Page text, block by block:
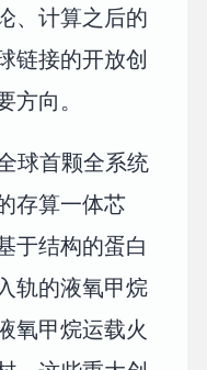
、计算之后的
链接的开放创
方向。
球首颗全系统
存算一体芯
于结构的蛋白
轨的液氧甲烷
氧甲烷运载火